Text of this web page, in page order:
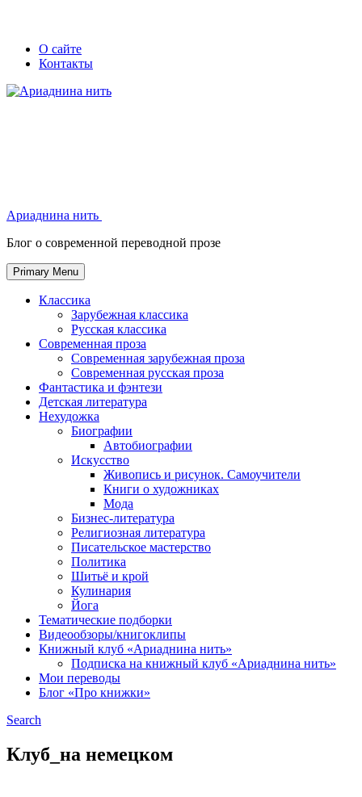
Skip
Secondary
left
navigation
Secondary
right
navigation
О сайте
Контакты
Ариаднина нить
Блог о современной переводной прозе
Primary Menu
Классика
Зарубежная классика
Русская классика
Современная проза
Современная зарубежная проза
Современная русская проза
Фантастика и фэнтези
Детская литература
Нехудожка
Биографии
Автобиографии
Искусство
Живопись и рисунок. Самоучители
Книги о художниках
Мода
Бизнес-литература
Религиозная литература
Писательское мастерство
Политика
Шитьё и крой
Кулинария
Йога
Тематические подборки
Видеообзоры/книгоклипы
Книжный клуб «Ариаднина нить»
Подписка на книжный клуб «Ариаднина нить»
Мои переводы
Блог «Про книжки»
Search
Клуб_на немецком